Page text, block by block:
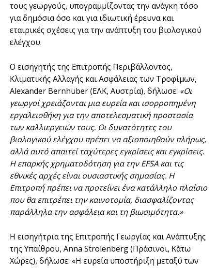
τους γεωργούς, υπογραμμίζοντας την ανάγκη τόσο
για δημόσια όσο και για ιδιωτική έρευνα και
εταιρικές σχέσεις για την ανάπτυξη του βιολογικού
ελέγχου.
Ο εισηγητής της Επιτροπής Περιβάλλοντος,
Κλιματικής Αλλαγής και Ασφάλειας των Τροφίμων,
Alexander Bernhuber (ΕΛΚ, Αυστρία), δήλωσε: «Οι
γεωργοί χρειάζονται μια ευρεία και ισορροπημένη
εργαλειοθήκη για την αποτελεσματική προστασία
των καλλιεργειών τους. Οι δυνατότητες του
βιολογικού ελέγχου πρέπει να αξιοποιηθούν πλήρως,
αλλά αυτό απαιτεί ταχύτερες εγκρίσεις και εγκρίσεις.
Η επαρκής χρηματοδότηση για την EFSA και τις
εθνικές αρχές είναι ουσιαστικής σημασίας. Η
Επιτροπή πρέπει να προτείνει ένα κατάλληλο πλαίσιο
που θα επιτρέπει την καινοτομία, διασφαλίζοντας
παράλληλα την ασφάλεια και τη βιωσιμότητα.»
Η εισηγήτρια της Επιτροπής Γεωργίας και Ανάπτυξης
της Υπαίθρου, Anna Strolenberg (Πράσινοι, Κάτω
Χώρες), δήλωσε: «Η ευρεία υποστήριξη μεταξύ των